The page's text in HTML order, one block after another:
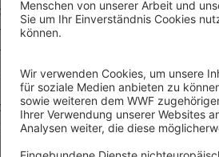
Geschenknicht selbst
direkt zu der beschenkten
6 „Das Geschenkpaket senden
schriftlich über den Versand,
Person bereits eine
vorab eine